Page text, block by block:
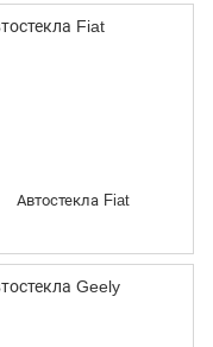
Автостекла Fiat